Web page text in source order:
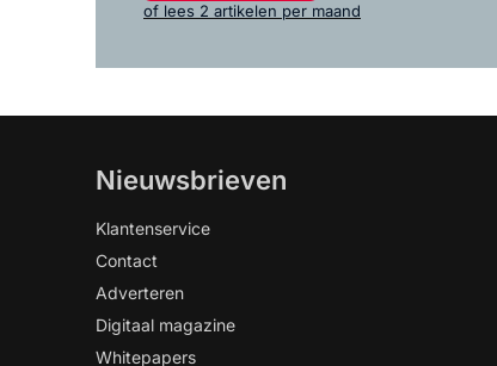
of lees 2 artikelen per maand
Nieuwsbrieven
Klantenservice
Contact
Adverteren
Digitaal magazine
Whitepapers